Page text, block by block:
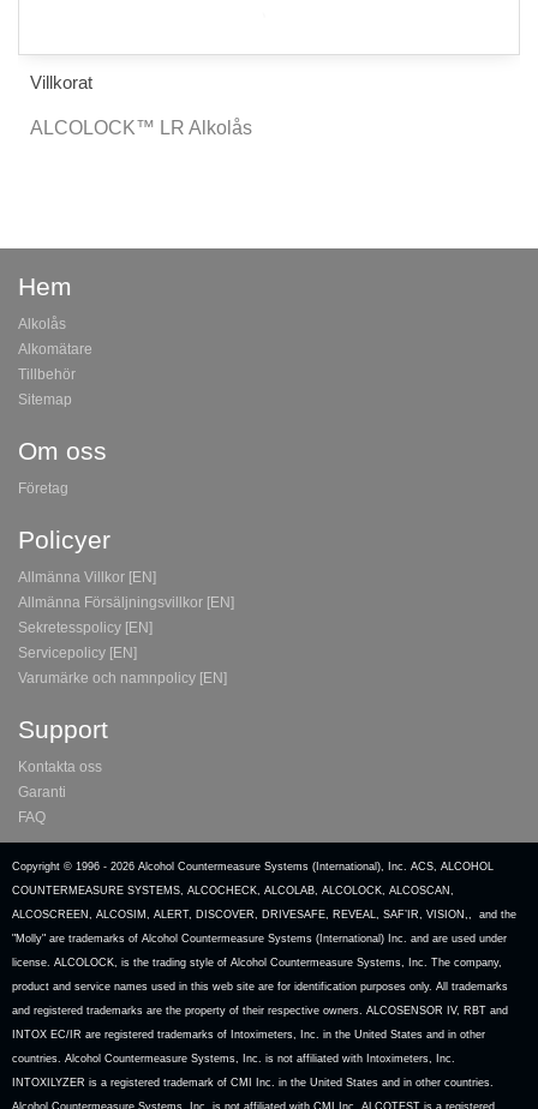
Villkorat
ALCOLOCK™ LR Alkolås
Hem
Alkolås
Alkomätare
Tillbehör
Sitemap
Om oss
Företag
Policyer
Allmänna Villkor [EN]
Allmänna Försäljningsvillkor [EN]
Sekretesspolicy [EN]
Servicepolicy [EN]
Varumärke och namnpolicy [EN]
Support
Kontakta oss
Garanti
FAQ
Copyright © 1996 - 2026 Alcohol Countermeasure Systems (International), Inc. ACS, ALCOHOL
COUNTERMEASURE SYSTEMS, ALCOCHECK, ALCOLAB, ALCOLOCK, ALCOSCAN,
ALCOSCREEN, ALCOSIM, ALERT, DISCOVER, DRIVESAFE, REVEAL, SAF’IR, VISION,, and the
"Molly" are trademarks of Alcohol Countermeasure Systems (International) Inc. and are used under
license. ALCOLOCK, is the trading style of Alcohol Countermeasure Systems, Inc. The company,
product and service names used in this web site are for identification purposes only. All trademarks
and registered trademarks are the property of their respective owners. ALCOSENSOR IV, RBT and
INTOX EC/IR are registered trademarks of Intoximeters, Inc. in the United States and in other
countries. Alcohol Countermeasure Systems, Inc. is not affiliated with Intoximeters, Inc.
INTOXILYZER is a registered trademark of CMI Inc. in the United States and in other countries.